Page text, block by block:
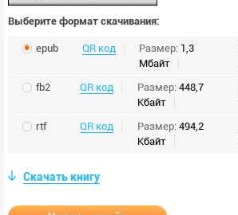
Выберите формат скачивания:
epub QR код Размер: 1,3
Мбайт
fb2 QR код Размер: 448,7
Кбайт
rtf QR код Размер: 494,2
Кбайт
Скачать книгу